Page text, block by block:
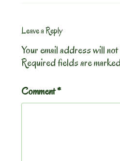
Leave a Reply
Your email address will
Required fields are
Comment*